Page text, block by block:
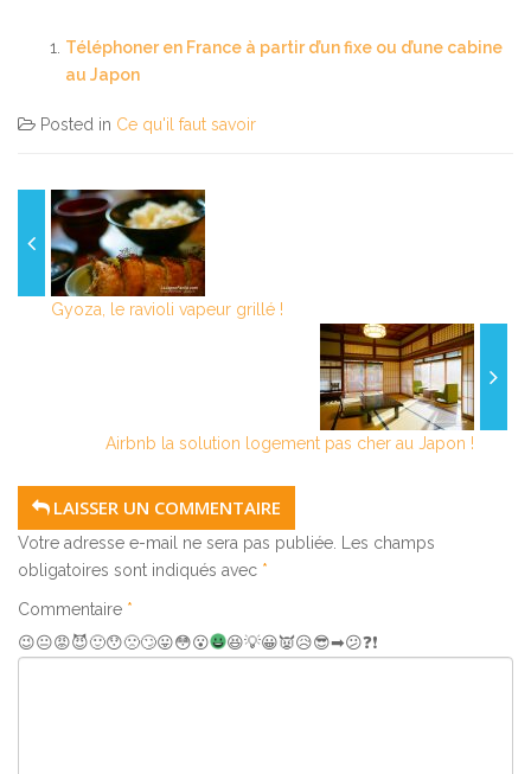
Téléphoner en France à partir d’un fixe ou d’une cabine
au Japon
Posted in Ce qu'il faut savoir
Gyoza, le ravioli vapeur grillé !
Airbnb la solution logement pas cher au Japon !
LAISSER UN COMMENTAIRE
Votre adresse e-mail ne sera pas publiée.
Les champs
obligatoires sont indiqués avec *
Commentaire *
😉😐😡😈🙂😯🙁🙄😛😳😮 😆💡😀👿😥😎➡😕❓❗